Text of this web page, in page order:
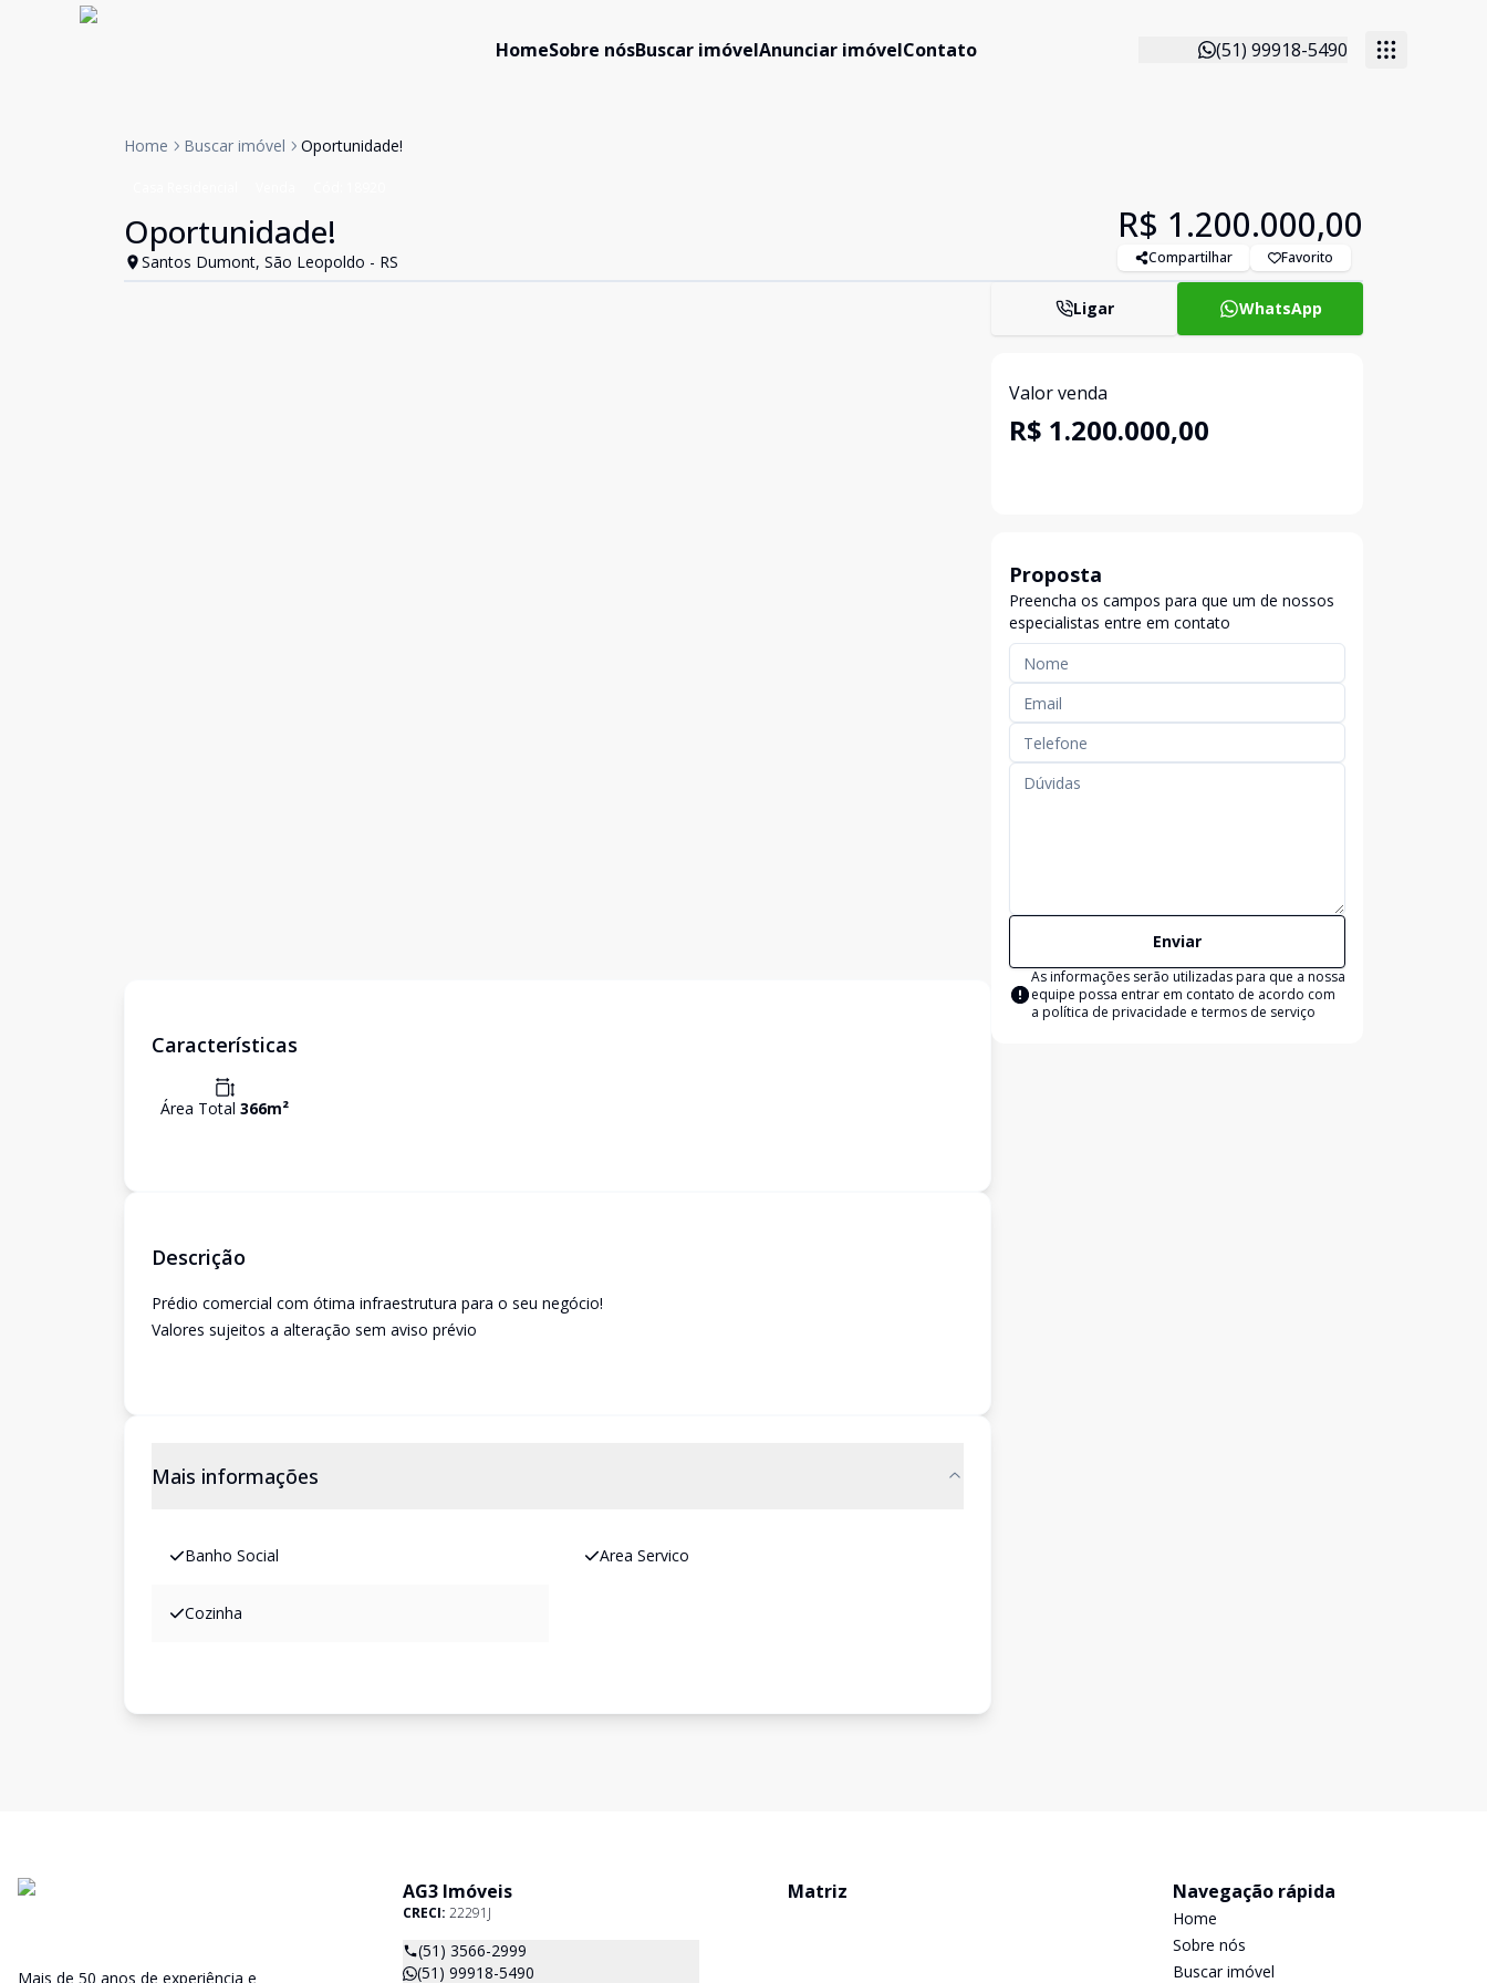
HomeSobre nósBuscar imóvelAnunciar imóvelContato (51) 99918-5490
Home Buscar imóvel Oportunidade!
Oportunidade!
Santos Dumont, São Leopoldo - RS
R$ 1.200.000,00
Compartilhar Favorito
Características
Área Total 366m²
Descrição
Prédio comercial com ótima infraestrutura para o seu negócio!
Valores sujeitos a alteração sem aviso prévio
Mais informações
Banho Social Area Servico
Cozinha
Ligar WhatsApp
Valor venda
R$ 1.200.000,00
Proposta
Preencha os campos para que um de nossos
especialistas entre em contato
Enviar
As informações serão utilizadas para que a nossa
equipe possa entrar em contato de acordo com
a política de privacidade e termos de serviço
Mais de 50 anos de experiência e
AG3 Imóveis
CRECI: 22291J
(51) 3566-2999
(51) 99918-5490
Matriz Navegação rápida
Home
Sobre nós
Buscar imóvel